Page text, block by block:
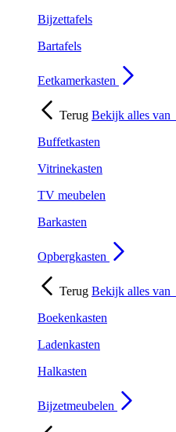
Bijzettafels
Bartafels
Eetkamerkasten
Terug Bekijk alles van
Buffetkasten
Vitrinekasten
TV meubelen
Barkasten
Opbergkasten
Terug Bekijk alles van
Boekenkasten
Ladenkasten
Halkasten
Bijzetmeubelen